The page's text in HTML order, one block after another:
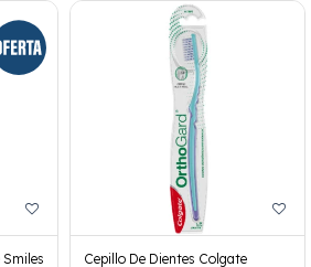
Cepillo De Dientes Colgate